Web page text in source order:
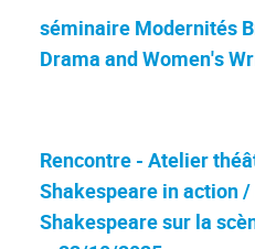
séminaire Modernités
Drama and Women's
Rencontre - Atelier
Shakespeare in action /
Shakespeare sur la